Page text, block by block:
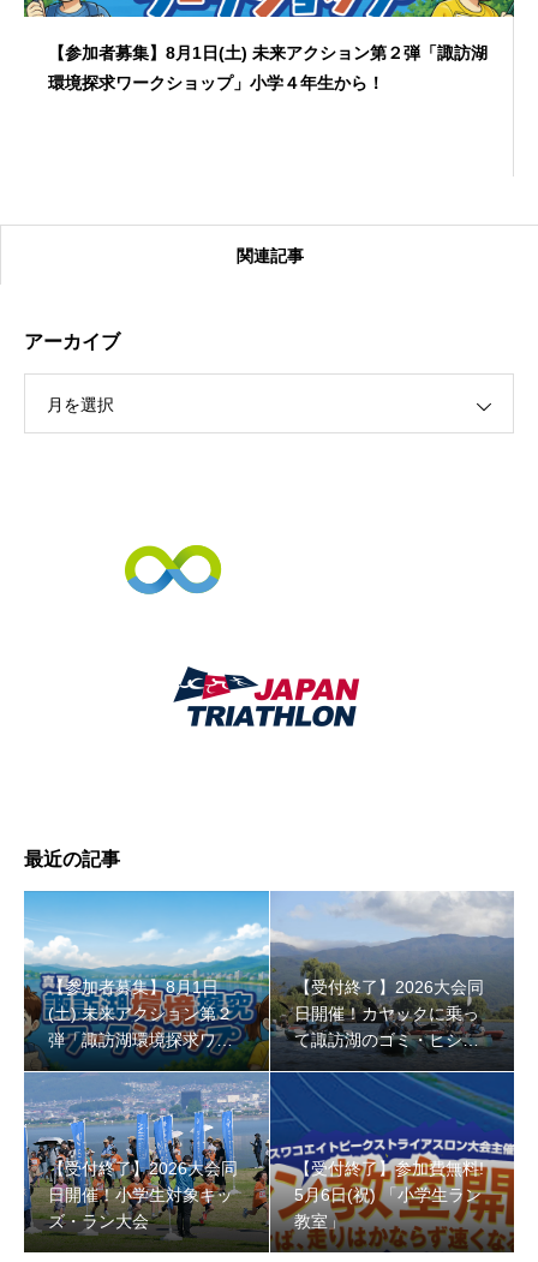
【参加者募集】8月1日(土) 未来アクション第２弾「諏訪湖
環境探求ワークショップ」小学４年生から！
【受付終了】2026大会同日開催！カヤックに乗って諏訪
【受付終了】参加費無料! 5月6日(祝) 「小学生ラン教室」
関連記事
アーカイブ
月を選択
最近の記事
【参加者募集】8月1日
(土) 未来アクション第２
弾「諏訪湖環境探求ワー
クショップ」小学４年生
から！
【受付終了】2026大会同
日開催！カヤックに乗っ
て諏訪湖のゴミ・ヒシを
回収しよう！
【受付終了】2026大会同
日開催！小学生対象キッ
ズ・ラン大会
【受付終了】参加費無料!
5月6日(祝) 「小学生ラン
教室」